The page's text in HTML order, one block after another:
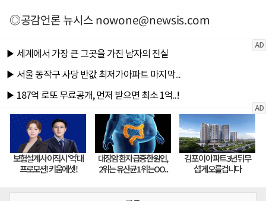
◎공감언론 뉴시스nowone@newsis.com